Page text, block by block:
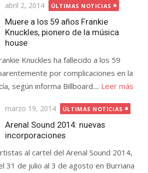
Publicada
el
abril 2, 2014 ÚLTIMAS NOTICIAS
Muere a los 59 años Frankie
Knuckles, pionero de la música
house
Knuckles ha fallecido a los 59
por complicaciones en la
según informa Billboard.... Leer más
Publicada
el
marzo 19, 2014 ÚLTIMAS NOTICIAS
Arenal Sound 2014: nuevas
incorporaciones
al cartel del Arenal Sound 2014,
31 de julio al 3 de agosto en Burriana